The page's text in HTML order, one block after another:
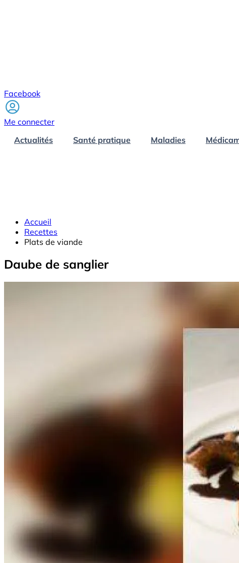
Facebook
Me connecter
Actualités
Santé pratique Maladies
Accueil
Recettes
Plats de viande
Daube de sanglier